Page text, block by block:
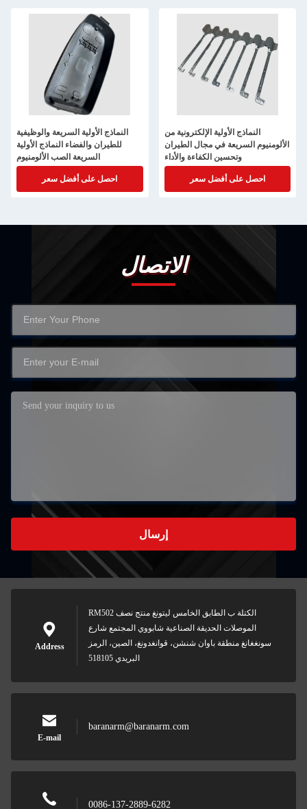
النماذج الأولية السريعة والوظيفية
للطيران والفضاء النماذج الأولية
السريعة الصب الألومنيوم
احصل على أفضل سعر
النماذج الأولية الإلكترونية من
الألومنيوم السريعة في مجال الطيران
وتحسين الكفاءة والأداء
احصل على أفضل سعر
الاتصال
إرسال
Address
RM502 الكتلة ب الطابق الخامس ليتونغ منتج نصف
الموصلات الحديقة الصناعية شابووي المجتمع شارع
سونغغانغ منطقة باوان شنشن، قوانغدونغ، الصين، الرمز
البريدي 518105
E-mail
baranarm@baranarm.com
0086-137-2889-6282